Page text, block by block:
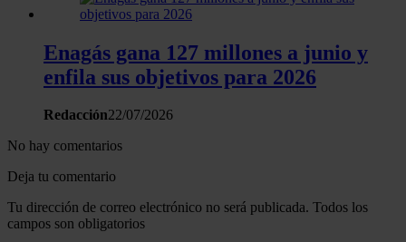
Enagás gana 127 millones a junio y
enfila sus objetivos para 2026
Redacción22/07/2026
No hay comentarios
Deja tu comentario
Tu dirección de correo electrónico no será publicada. Todos los
campos son obligatorios